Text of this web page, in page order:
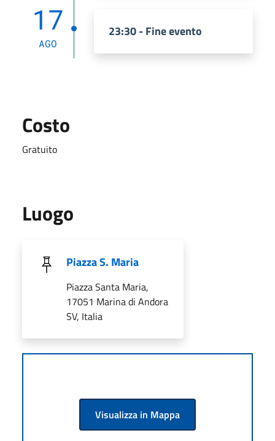
17
AGO
23:30 - Fine evento
Costo
Gratuito
Luogo
Piazza S. Maria
Piazza Santa Maria,
17051 Marina di Andora
SV, Italia
Visualizza in Mappa